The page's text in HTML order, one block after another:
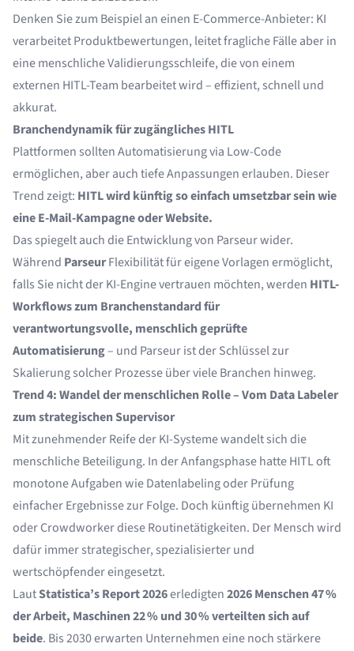
Denken Sie zum Beispiel an einen E-Commerce-Anbieter: KI
verarbeitet Produktbewertungen, leitet fragliche Fälle aber in
eine menschliche Validierungsschleife, die von einem
externen HITL-Team bearbeitet wird – effizient, schnell und
akkurat.
Branchendynamik für zugängliches HITL
Plattformen sollten Automatisierung via Low-Code
ermöglichen, aber auch tiefe Anpassungen erlauben. Dieser
Trend zeigt: HITL wird künftig so einfach umsetzbar sein wie
eine E-Mail-Kampagne oder Website.
Das spiegelt auch die Entwicklung von Parseur wider.
Während ParseurFlexibilität für eigene Vorlagen ermöglicht,
falls Sie nicht der KI-Engine vertrauen möchten, werden HITL-
Workflows zum Branchenstandard für
verantwortungsvolle, menschlich geprüfte
Automatisierung– und Parseur ist der Schlüssel zur
Skalierung solcher Prozesse über viele Branchen hinweg.
Trend 4: Wandel der menschlichen Rolle – Vom Data Labeler
zum strategischen Supervisor
Mit zunehmender Reife der KI-Systeme wandelt sich die
menschliche Beteiligung. In der Anfangsphase hatte HITL oft
monotone Aufgaben wie Datenlabeling oder Prüfung
einfacher Ergebnisse zur Folge. Doch künftig übernehmen KI
oder Crowdworker diese Routinetätigkeiten. Der Mensch wird
dafür immer strategischer, spezialisierter und
wertschöpfender eingesetzt.
LautStatistica’s Report 2026erledigten2026 Menschen 47 %
der Arbeit, Maschinen 22 % und 30 % verteilten sich auf
beide. Bis 2030 erwarten Unternehmen eine noch stärkere